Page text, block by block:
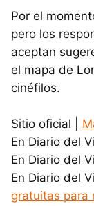
Por el
pero los
aceptan
el mapa de
cinéfilos.
Sitio oficial |
En Diario del
En Diario del
En Diario del
gratuitas para